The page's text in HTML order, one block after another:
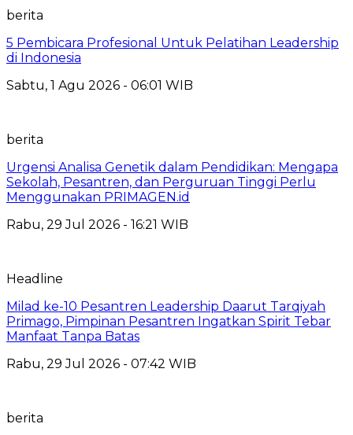
berita
5 Pembicara Profesional Untuk Pelatihan Leadership
di Indonesia
Sabtu, 1 Agu 2026 - 06:01 WIB
berita
Urgensi Analisa Genetik dalam Pendidikan: Mengapa
Sekolah, Pesantren, dan Perguruan Tinggi Perlu
Menggunakan PRIMAGEN.id
Rabu, 29 Jul 2026 - 16:21 WIB
Headline
Milad ke-10 Pesantren Leadership Daarut Tarqiyah
Primago, Pimpinan Pesantren Ingatkan Spirit Tebar
Manfaat Tanpa Batas
Rabu, 29 Jul 2026 - 07:42 WIB
berita